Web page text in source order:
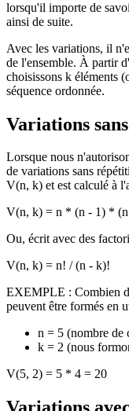
lorsqu'il importe de
ainsi de suite.
Avec les variations, il
de l'ensemble. À partir
choisissons k éléments
séquence ordonnée.
Variations
Lorsque nous
de variations sans
V(n, k) et est calculé à
V(n, k) = n * (n - 1) *
Ou, écrit avec des
V(n, k) = n! / (n - k)!
EXEMPLE : Combien
peuvent être formés en
n = 5 (nombre de
k = 2 (nous
V(5, 2) = 5 * 4 = 20